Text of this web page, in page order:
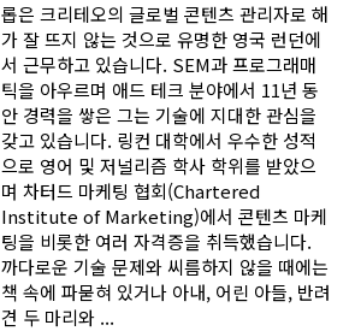
롭은 크리테오의 글로벌 콘텐츠 관리자로 해
가 잘 뜨지 않는 것으로 유명한 영국 런던에
서 근무하고 있습니다. SEM과 프로그래매
틱을 아우르며 애드 테크 분야에서 11년 동
안 경력을 쌓은 그는 기술에 지대한 관심을
갖고 있습니다. 링컨 대학에서 우수한 성적
으로 영어 및 저널리즘 학사 학위를 받았으
며 차터드 마케팅 협회(Chartered
Institute of Marketing)에서 콘텐츠 마케
팅을 비롯한 여러 자격증을 취득했습니다.
까다로운 기술 문제와 씨름하지 않을 때에는
책 속에 파묻혀 있거나 아내, 어린 아들, 반려
견 두 마리와 ...